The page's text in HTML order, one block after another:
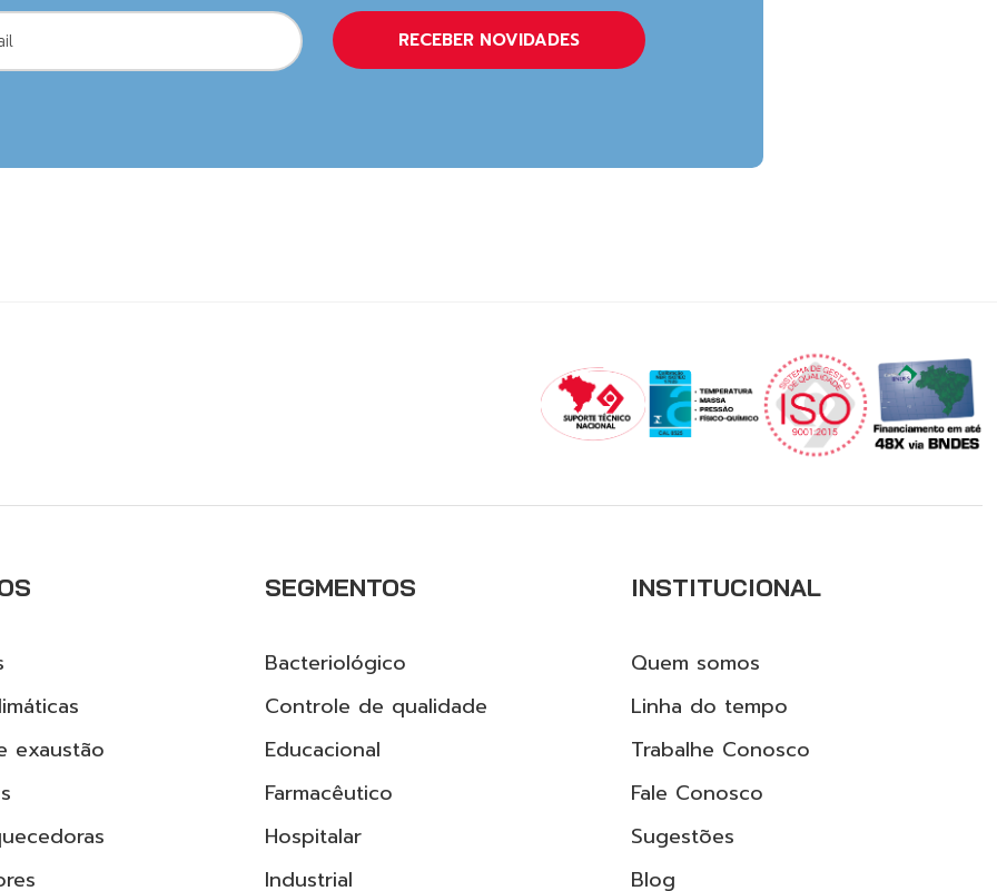
exaustão
SEGMENTOS
Bacteriológico
Controle de qualidade
Educacional
Farmacêutico
Hospitalar
Industrial
INSTITUCIONAL
Quem somos
Linha do tempo
Trabalhe Conosco
Fale Conosco
Sugestões
Blog